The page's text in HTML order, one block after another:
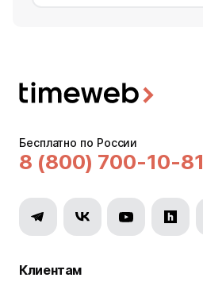
Бесплатно по России
8 (800) 700-10-81
Клиентам